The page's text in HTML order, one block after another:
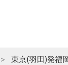
東京(羽田)発福